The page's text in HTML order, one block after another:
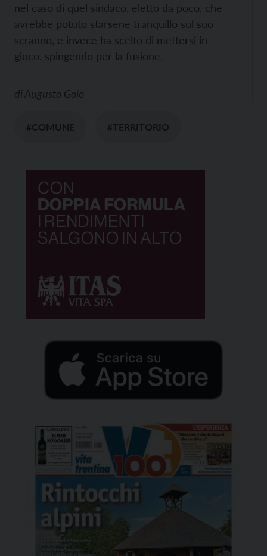
nel caso di quel sindaco, eletto da poco, che
avrebbe potuto starsene tranquillo sul suo
scranno, e invece ha scelto di mettersi in
gioco, spingendo per la fusione.
diAugusto Goio
#COMUNE #TERRITORIO